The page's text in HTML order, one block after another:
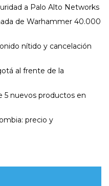
a Palo Alto Networks
de Warhammer 40.000
nítido y cancelación
al frente de la
5 nuevos productos en
precio y